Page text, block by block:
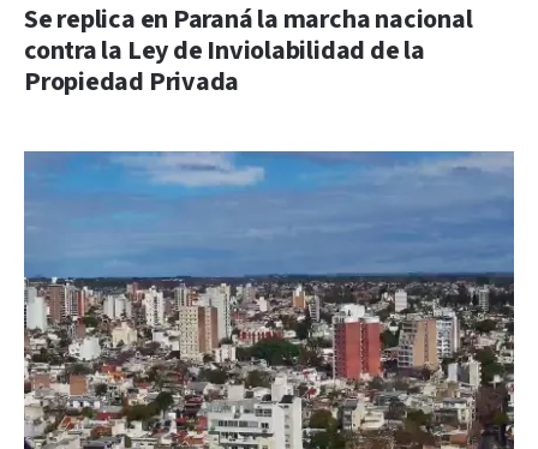
Se replica en Paraná la marcha nacional
contra la Ley de Inviolabilidad de la
Propiedad Privada